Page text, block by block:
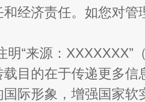
游的“隐身衣” 如何以
和经济责任。如您对
明“来源：
载目的在于传递更多
国际形象，增强国家